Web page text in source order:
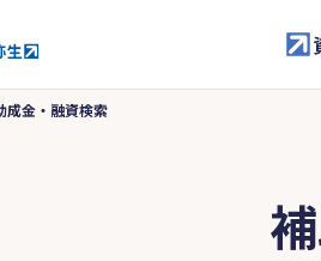
成金・融資検索